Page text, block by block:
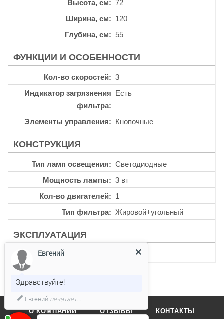
Высота, см
72
Ширина, см
120
Глубина, см
55
ФУНКЦИИ И ОСОБЕННОСТИ
Кол-во скоростей
3
Индикатор загрязнения
фильтра
Есть
Элементы управления Кнопочные
КОНСТРУКЦИЯ
Тип ламп освещения
Светодиодные
Мощность лампы
3 вт
Кол-во двигателей
1
Тип фильтра
Жировой+угольный
ЭКСПЛУАТАЦИЯ
Уровень шума
О КОМПАНИИ ОТЗЫВЫ КОНТАКТЫ
Евгений
Здравствуйте!
Евгенийпечатает...